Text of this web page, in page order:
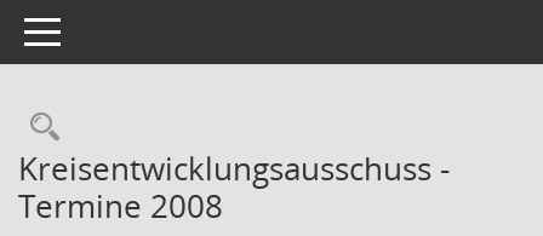
Toggle navigation
Rechercheauswahl
Kreisentwicklungsausschuss -
Termine 2008